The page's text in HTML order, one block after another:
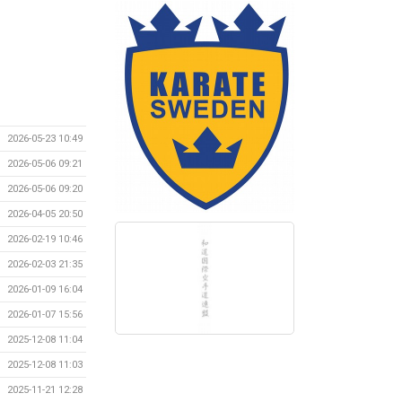
2026-05-23 10:49
2026-05-06 09:21
2026-05-06 09:20
2026-04-05 20:50
2026-02-19 10:46
2026-02-03 21:35
2026-01-09 16:04
2026-01-07 15:56
2025-12-08 11:04
2025-12-08 11:03
2025-11-21 12:28